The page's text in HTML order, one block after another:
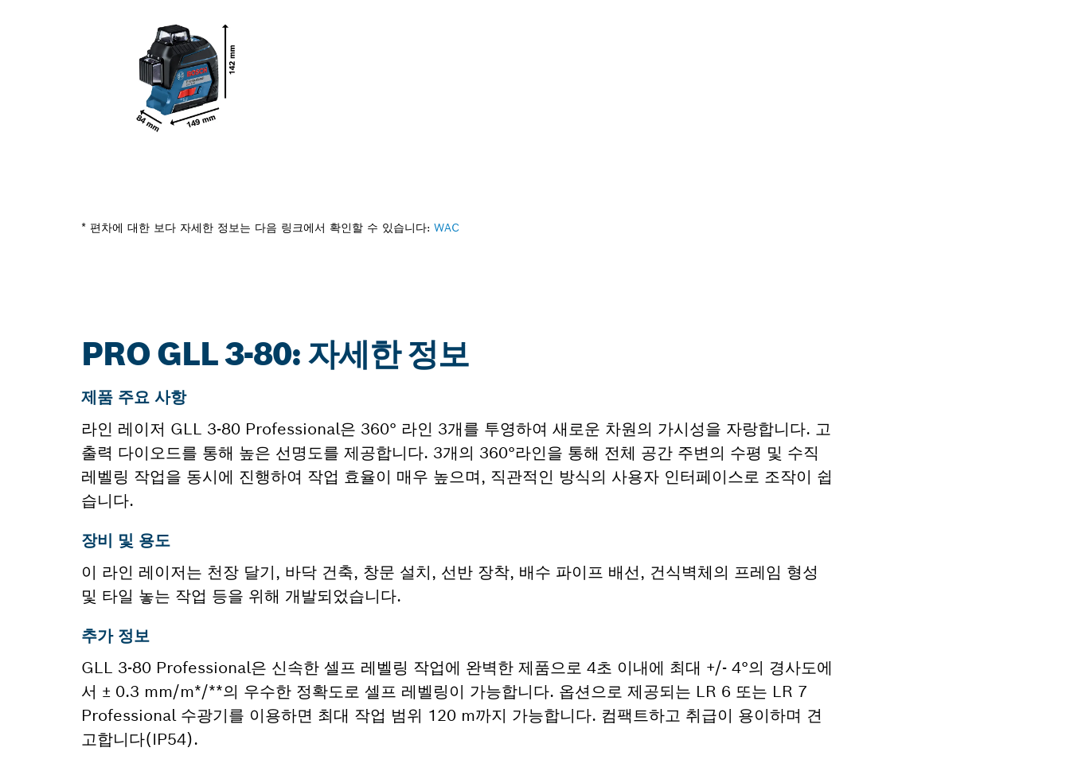
* 편차에 대한 보다 자세한 정보는 다음 링크에서 확인할 수 있습니다: WAC
PRO GLL 3-80: 자세한 정보
제품 주요 사항
라인 레이저 GLL 3-80 Professional은 360° 라인 3개를 투영하여 새로운 차원의 가시성을 자랑합니다. 고
출력 다이오드를 통해 높은 선명도를 제공합니다. 3개의 360°라인을 통해 전체 공간 주변의 수평 및 수직
레벨링 작업을 동시에 진행하여 작업 효율이 매우 높으며, 직관적인 방식의 사용자 인터페이스로 조작이 쉽
습니다.
장비 및 용도
이 라인 레이저는 천장 달기, 바닥 건축, 창문 설치, 선반 장착, 배수 파이프 배선, 건식벽체의 프레임 형성
및 타일 놓는 작업 등을 위해 개발되었습니다.
추가 정보
GLL 3-80 Professional은 신속한 셀프 레벨링 작업에 완벽한 제품으로 4초 이내에 최대 +/- 4°의 경사도에
서 ± 0.3 mm/m*/**의 우수한 정확도로 셀프 레벨링이 가능합니다. 옵션으로 제공되는 LR 6 또는 LR 7
Professional 수광기를 이용하면 최대 작업 범위 120 m까지 가능합니다. 컴팩트하고 취급이 용이하며 견
고합니다(IP54).